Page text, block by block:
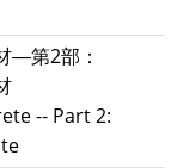
―第2部：
-- Part 2: